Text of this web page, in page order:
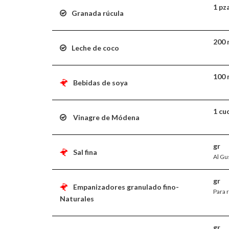
Granada rúcula
1
Leche de coco
200
Bebidas de soya
100
Vinagre de Módena
1
Sal fina
gr
Al
Empanizadores granulado fino-
Naturales
gr
Para